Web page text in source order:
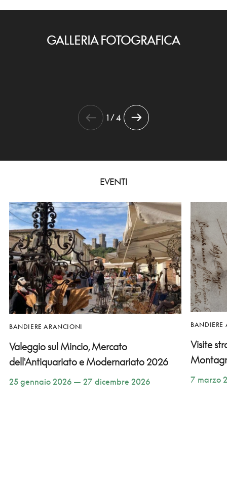
GALLERIA FOTOGRAFICA
1 / 4
EVENTI
BANDIERE ARANCIONI
Valeggio sul Mincio, Mercato
dell'Antiquariato e Modernariato 2026
25 gennaio 2026 — 27 dicembre 2026
BANDIERE
Visite
7 marzo